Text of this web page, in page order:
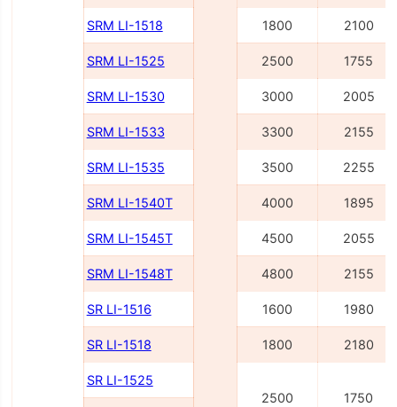
SRM LI-1518 1800 2100
SRM LI-1525 2500 1755
SRM LI-1530 3000 2005
SRM LI-1533 3300 2155
SRM LI-1535 3500 2255
SRM LI-1540Т 4000 1895
SRM LI-1545Т 4500 2055
SRM LI-1548Т 4800 2155
SR LI-1516 1600 1980
SR LI-1518 1800 2180
SR LI-1525
2500
1750